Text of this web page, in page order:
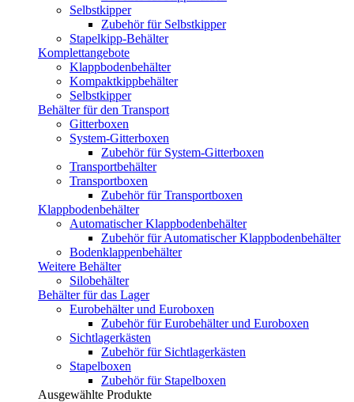
Selbstkipper
Zubehör für Selbstkipper
Stapelkipp-Behälter
Komplettangebote
Klappbodenbehälter
Kompaktkippbehälter
Selbstkipper
Behälter für den Transport
Gitterboxen
System-Gitterboxen
Zubehör für System-Gitterboxen
Transportbehälter
Transportboxen
Zubehör für Transportboxen
Klappbodenbehälter
Automatischer Klappbodenbehälter
Zubehör für Automatischer Klappbodenbehälter
Bodenklappenbehälter
Weitere Behälter
Silobehälter
Behälter für das Lager
Eurobehälter und Euroboxen
Zubehör für Eurobehälter und Euroboxen
Sichtlagerkästen
Zubehör für Sichtlagerkästen
Stapelboxen
Zubehör für Stapelboxen
Ausgewählte Produkte